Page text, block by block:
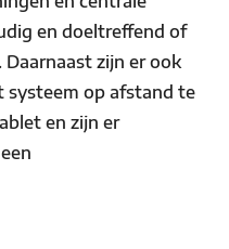
en doeltreffend of
zijn er ook
systeem op afstand te
en zijn er